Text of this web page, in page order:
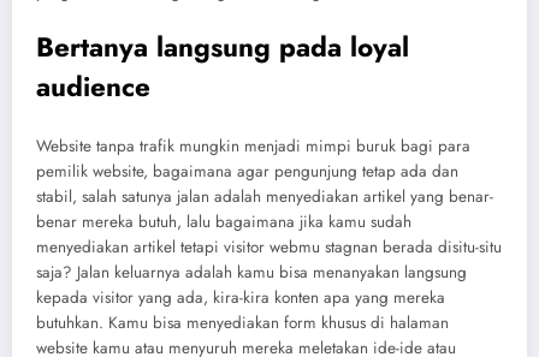
Bertanya langsung pada loyal
audience
Website tanpa trafik mungkin menjadi mimpi buruk bagi para
pemilik website, bagaimana agar pengunjung tetap ada dan
stabil, salah satunya jalan adalah menyediakan artikel yang benar-
benar mereka butuh, lalu bagaimana jika kamu sudah
menyediakan artikel tetapi visitor webmu stagnan berada disitu-situ
saja? Jalan keluarnya adalah kamu bisa menanyakan langsung
kepada visitor yang ada, kira-kira konten apa yang mereka
butuhkan. Kamu bisa menyediakan form khusus di halaman
website kamu atau menyuruh mereka meletakan ide-ide atau